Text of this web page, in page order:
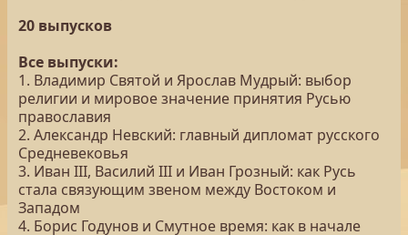
20 выпусков
Все выпуски:
1. Владимир Святой и Ярослав Мудрый: выбор
религии и мировое значение принятия Русью
православия
2. Александр Невский: главный дипломат русского
Средневековья
3. Иван III, Василий III и Иван Грозный: как Русь
стала связующим звеном между Востоком и
Западом
4. Борис Годунов и Смутное время: как в начале